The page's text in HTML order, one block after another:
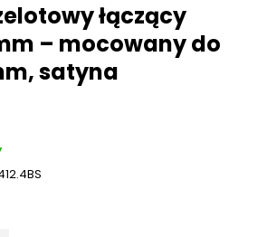
łączący
– mocowany do
satyna